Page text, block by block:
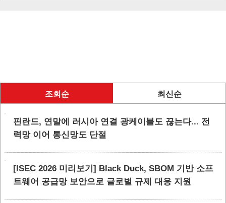
조회순 최신순
핀란드, 연말에 러시아 연결 광케이블도 끊는다... 전
력망 이어 통신망도 단절
[ISEC 2026 미리보기] Black Duck, SBOM 기반 소프
트웨어 공급망 보안으로 글로벌 규제 대응 지원